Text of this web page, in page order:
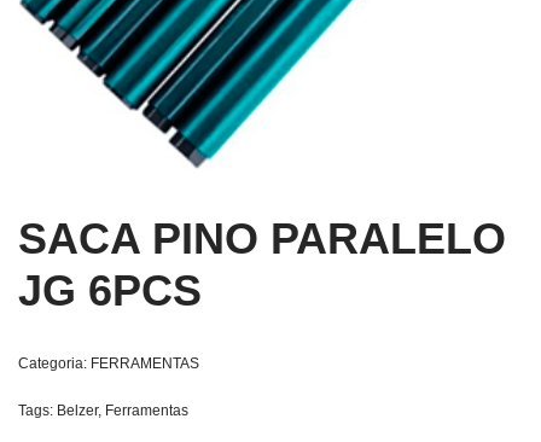
SACA PINO PARALELO
JG 6PCS
Categoria: FERRAMENTAS
Tags: Belzer, Ferramentas